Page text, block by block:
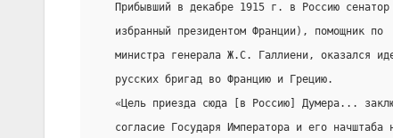
Прибывший в декабре 1915 г. в Россию
избранный президентом Франции), помощник по
министра генерала Ж.С. Галлиени, оказался
   русских бригад во Францию и Грецию.
«Цель приезда сюда [в Россию] Думера...
согласие Государя Императора и его начштаба